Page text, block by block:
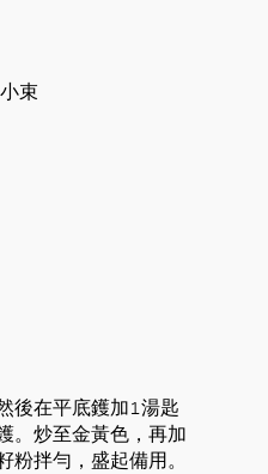
束
後在平底鑊加1湯匙
。炒至金黃色，再加
粉拌勻，盛起備用。